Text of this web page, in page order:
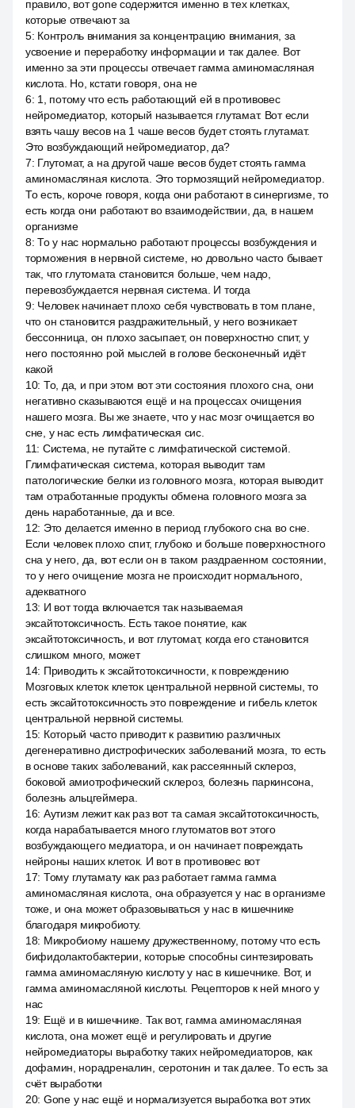
правило, вот gone содержится именно в тех клетках,
которые отвечают за
5: Контроль внимания за концентрацию внимания, за
усвоение и переработку информации и так далее. Вот
именно за эти процессы отвечает гамма аминомасляная
кислота. Но, кстати говоря, она не
6: 1, потому что есть работающий ей в противовес
нейромедиатор, который называется глутамат. Вот если
взять чашу весов на 1 чаше весов будет стоять глутамат.
Это возбуждающий нейромедиатор, да?
7: Глутомат, а на другой чаше весов будет стоять гамма
аминомасляная кислота. Это тормозящий нейромедиатор.
То есть, короче говоря, когда они работают в синергизме, то
есть когда они работают во взаимодействии, да, в нашем
организме
8:То у нас нормально работают процессы возбуждения и
торможения в нервной системе, но довольно часто бывает
так, что глутомата становится больше, чем надо,
перевозбуждается нервная система. И тогда
9: Человек начинает плохо себя чувствовать в том плане,
что он становится раздражительный, у него возникает
бессонница, он плохо засыпает, он поверхностно спит, у
него постоянно рой мыслей в голове бесконечный идёт
какой
10: То, да, и при этом вот эти состояния плохого сна, они
негативно сказываются ещё и на процессах очищения
нашего мозга. Вы же знаете, что у нас мозг очищается во
сне, у нас есть лимфатическая сис.
11: Система, не путайте с лимфатической системой.
Глимфатическая система, которая выводит там
патологические белки из головного мозга, которая выводит
там отработанные продукты обмена головного мозга за
день наработанные, да и все.
12: Это делается именно в период глубокого сна во сне.
Если человек плохо спит, глубоко и больше поверхностного
сна у него, да, вот если он в таком раздраенном состоянии,
то у него очищение мозга не происходит нормального,
адекватного
13: И вот тогда включается так называемая
эксайтотоксичность. Есть такое понятие, как
эксайтотоксичность, и вот глутомат, когда его становится
слишком много, может
14: Приводить к эксайтотоксичности, к повреждению
Мозговых клеток клеток центральной нервной системы, то
есть эксайтотоксичность это повреждение и гибель клеток
центральной нервной системы.
15: Который часто приводит к развитию различных
дегенеративно дистрофических заболеваний мозга, то есть
в основе таких заболеваний, как рассеянный склероз,
боковой амиотрофический склероз, болезнь паркинсона,
болезнь альцгеймера.
16: Аутизм лежит как раз вот та самая эксайтотоксичность,
когда нарабатывается много глутоматов вот этого
возбуждающего медиатора, и он начинает повреждать
нейроны наших клеток. И вот в противовес вот
17: Тому глутамату как раз работает гамма гамма
аминомасляная кислота, она образуется у нас в организме
тоже, и она может образовываться у нас в кишечнике
благодаря микробиоту.
18: Микробиому нашему дружественному, потому что есть
бифидолактобактерии, которые способны синтезировать
гамма аминомасляную кислоту у нас в кишечнике. Вот, и
гамма аминомасляной кислоты. Рецепторов к ней много у
нас
19: Ещё и в кишечнике. Так вот, гамма аминомасляная
кислота, она может ещё и регулировать и другие
нейромедиаторы выработку таких нейромедиаторов, как
дофамин, норадреналин, серотонин и так далее. То есть за
счёт выработки
20: Gone у нас ещё и нормализуется выработка вот этих